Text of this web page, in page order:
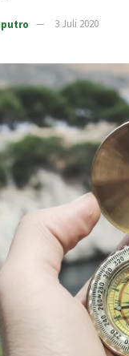
3 Juli 2020